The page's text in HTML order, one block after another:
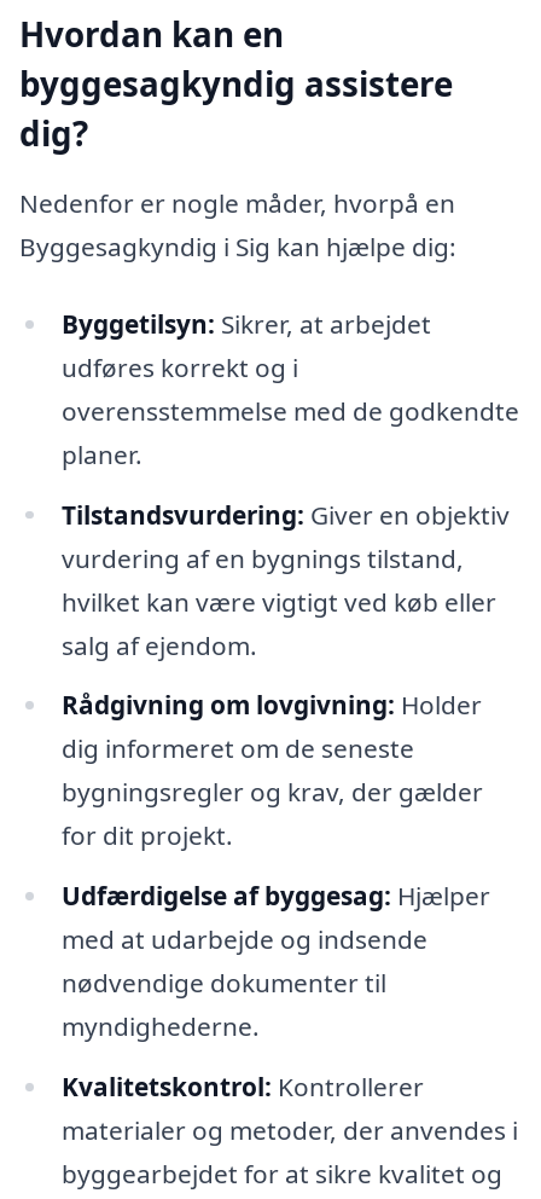
Hvordan kan en
byggesagkyndig assistere
dig?
Nedenfor er nogle måder, hvorpå en
Byggesagkyndig i Sig kan hjælpe dig:
Byggetilsyn: Sikrer, at arbejdet
udføres korrekt og i
overensstemmelse med de godkendte
planer.
Tilstandsvurdering: Giver en objektiv
vurdering af en bygnings tilstand,
hvilket kan være vigtigt ved køb eller
salg af ejendom.
Rådgivning om lovgivning: Holder
dig informeret om de seneste
bygningsregler og krav, der gælder
for dit projekt.
Udfærdigelse af byggesag: Hjælper
med at udarbejde og indsende
nødvendige dokumenter til
myndighederne.
Kvalitetskontrol: Kontrollerer
materialer og metoder, der anvendes i
byggearbejdet for at sikre kvalitet og